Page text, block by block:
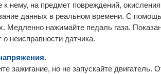
к нему, на предмет повреждений,
данных в реальном времени. С
Медленно нажимайте педаль газа.
о неисправности датчика.
зажигание, но не запускайте двигатель.